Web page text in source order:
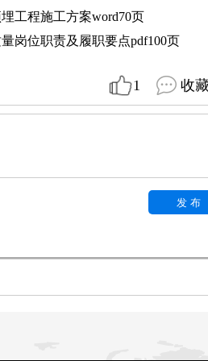
工程施工方案word70页
岗位职责及履职要点pdf100页
收
1